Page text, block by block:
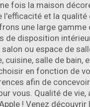
fois la maison
l'efficacité et la qualité
une large gamme
de disposition
ou espace de
cuisine, salle de bain,
en fonction de
afin de
vous. Qualité de vie,
! Venez découvrir